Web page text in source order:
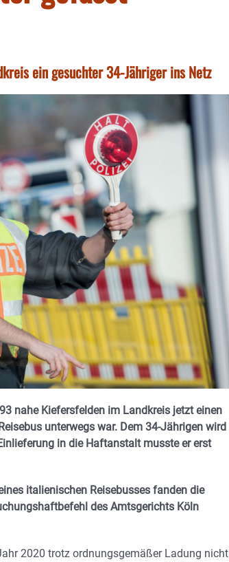
ein gesuchter 34-Jähriger ins Netz
nahe Kiefersfelden im Landkreis jetzt einen
unterwegs war. Dem 34-Jährigen wird
in die Haftanstalt musste er erst
italienischen Reisebusses fanden die
des Amtsgerichts Köln
2020 trotz ordnungsgemäßer Ladung nicht